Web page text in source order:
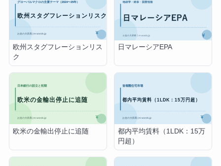
欧州スタグフレーションリス
ク
日マレーシアEPA
欧米の金輸出停止に追随
都内平均賃料（1LDK：15万
円超）